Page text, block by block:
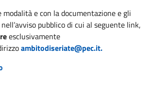
modalità e con la documentazione e gli
pubblico di cui al seguente link,
esclusivamente
ambitodiseriate@pec.it.